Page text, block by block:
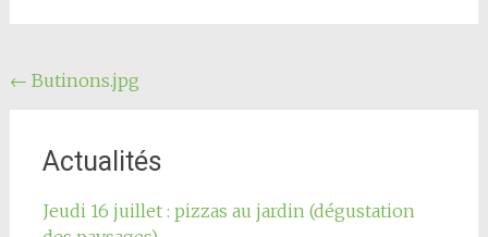
Navigation
l'article
← Butinons.jpg
Actualités
Jeudi 16 juillet : pizzas au jardin (dégustation